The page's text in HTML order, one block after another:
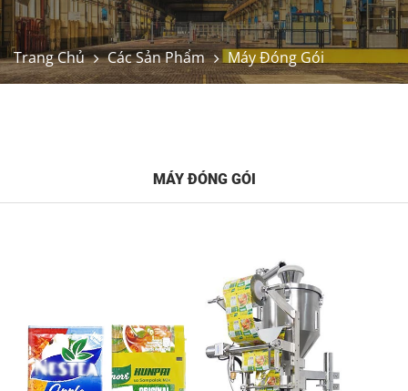
Trang Chủ Các Sản Phẩm Máy Đóng Gói
MÁY ĐÓNG GÓI